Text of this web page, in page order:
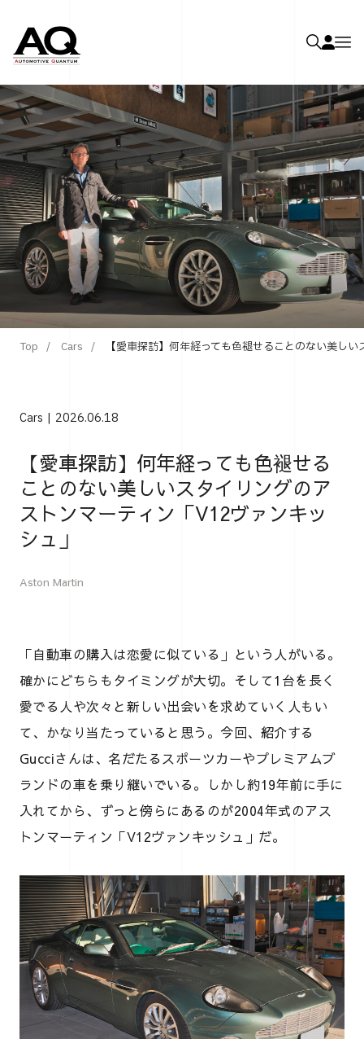
Top Cars 【愛車探訪】何年経っても色褪せることのない美し
Cars 2026.06.18
【愛車探訪】何年経っても色褪せる
ことのない美しいスタイリングのア
ストンマーティン「V12ヴァンキッ
シュ」
Aston Martin
「自動車の購入は恋愛に似ている」という人がいる。
確かにどちらもタイミングが大切。そして1台を長く
愛でる人や次々と新しい出会いを求めていく人もい
て、かなり当たっていると思う。今回、紹介する
Gucciさんは、名だたるスポーツカーやプレミアムブ
ランドの車を乗り継いでいる。しかし約19年前に手に
入れてから、ずっと傍らにあるのが2004年式のアス
トンマーティン「V12ヴァンキッシュ」だ。